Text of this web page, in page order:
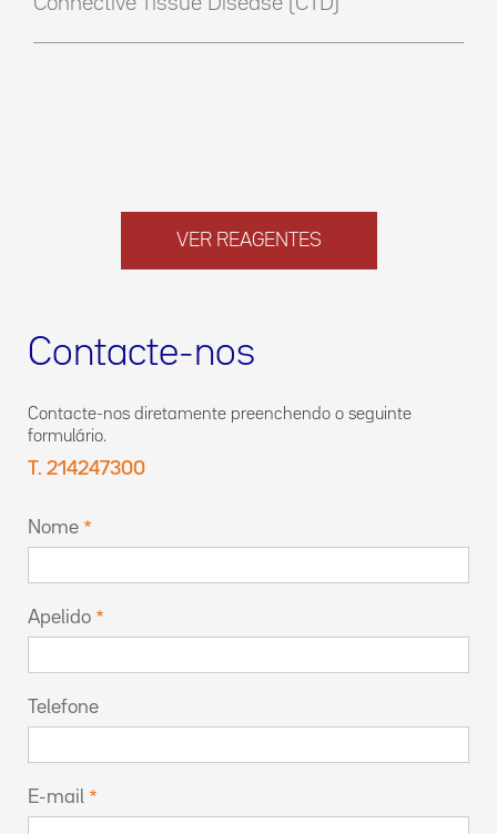
VER REAGENTES
Contacte-nos
Contacte-nos diretamente preenchendo o seguinte
formulário.
T. 214247300
Nome
Apelido
Telefone
E-mail